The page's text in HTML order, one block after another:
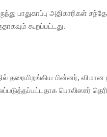
பாதுகாப்பு அதிகாரிகள்
கூறப்பட்டது.
தரையிறங்கிய பின்னர்,
பொலிஸார்